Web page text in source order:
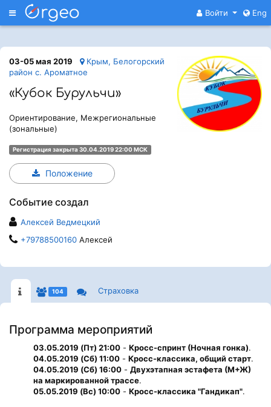
Меню Войти Eng
03-05 мая 2019
Крым, Белогорский
район с. Ароматное
«Кубок Бурульчи»
Ориентирование, Межрегиональные
(зональные)
Регистрация закрыта 30.04.2019 22:00 МСК
Положение
Событие создал
Алексей Ведмецкий
+79788500160 Алексей
104 Страховка
Программа мероприятий
03.05.2019 (Пт) 21:00 - Кросс-спринт (Ночная гонка).
04.05.2019 (Сб) 11:00 - Кросс-классика, общий старт.
04.05.2019 (Сб) 16:00 - Двухэтапная эстафета (М+Ж)
на маркированной трассе.
05.05.2019 (Вс) 10:00 - Кросс-классика "Гандикап".